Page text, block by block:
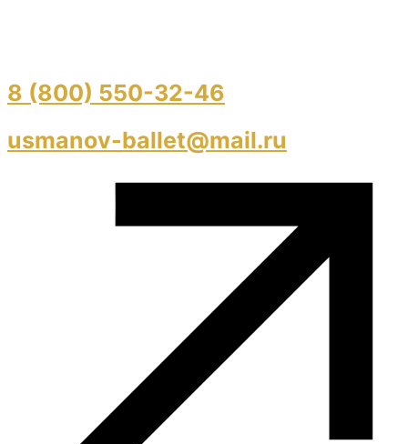
8 (800) 550-32-46
usmanov-ballet@mail.ru